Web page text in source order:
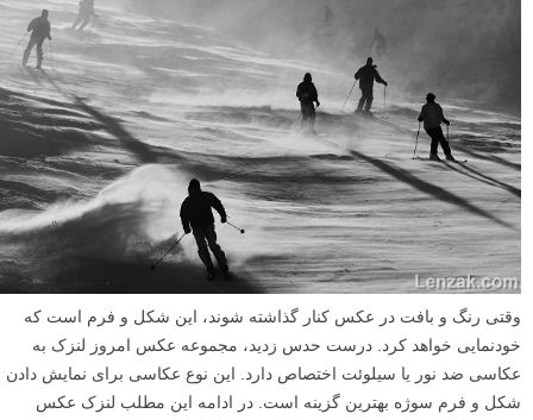
وقتی رنگ و بافت در عکس کنار گذاشته شوند، این شکل و فرم است که
خودنمایی خواهد کرد. درست حدس زدید، مجموعه عکس امروز لنزک به
عکاسی ضد نور یا سیلوئت اختصاص دارد. این نوع عکاسی برای نمایش دادن
شکل و فرم سوژه بهترین گزینه است. در ادامه این مطلب لنزک عکس